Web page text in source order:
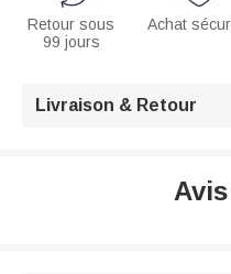
Retour sous
99 jours
Achat
Livraison & Retour